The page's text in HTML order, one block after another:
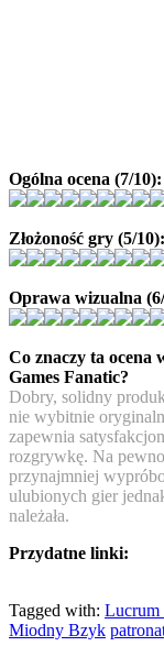
Ogólna ocena (7/10):
Złożoność gry (5/10):
Oprawa wizualna
Co znaczy ta ocena
Games Fanatic?
Dobry, solidny
nie wybitnie
zapewnia
rozgrywkę. Na
przynajmniej
ulubionych gier
należała.
Przydatne linki:
Tagged with: Lucrum
Miodny Bzyk